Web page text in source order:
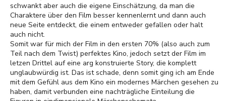
schwankt aber auch die eigene Einschätzung, da man die
Charaktere über den Film besser kennenlernt und dann auch
neue Seite entdeckt, die einem entweder gefallen oder halt
auch nicht.
Somit war für mich der Film in den ersten 70% (also auch zum
Teil nach dem Twist) perfektes Kino, jedoch setzt der Film im
letzen Drittel auf eine arg konstruierte Story, die komplett
unglaubwürdig ist. Das ist schade, denn somit ging ich am Ende
mit dem Gefühl aus dem Kino ein modernes Märchen gesehen zu
haben, damit verbunden eine nachträgliche Einteilung die